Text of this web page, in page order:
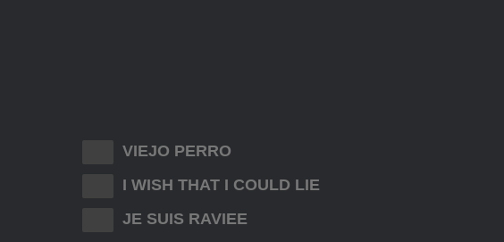
VIEJO PERRO
I WISH THAT I COULD LIE
JE SUIS RAVIEE